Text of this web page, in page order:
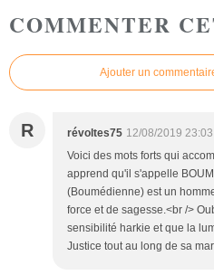
COMMENTER
Ajouter un
R révoltes75 12/08/2019 23:03
Voici des mots forts qui
apprend qu'il s'appelle
(Boumédienne) est un
force et de sagesse.<br />
sensibilité harkie et que la
Justice tout au long de sa